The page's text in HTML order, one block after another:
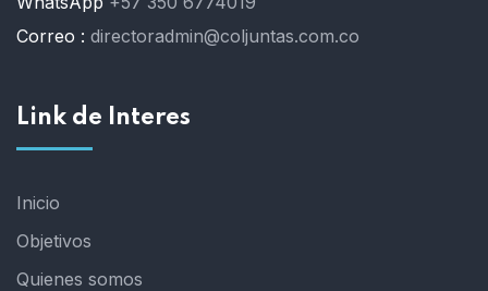
Correo : directoradmin@coljuntas.com.co
Link de Interes
Inicio
Objetivos
Quienes somos